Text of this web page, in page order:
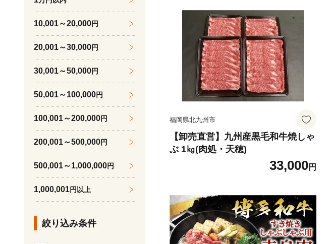
福岡県北九州市
【卸売直営】九州産黒毛和牛焼しゃ
ぶ 1㎏(肉処・天穂)
33,000円
10,001～20,000円
20,001～30,000円
30,001～50,000円
50,001～100,000円
100,001～200,000円
200,001～500,000円
500,001～1,000,000円
1,000,001円以上
絞り込み条件